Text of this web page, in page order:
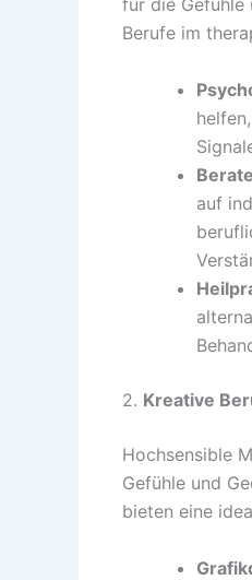
für die Gefühle
Berufe im
auf
2. Kreative
Hochsensible
Gefühle und
bieten eine